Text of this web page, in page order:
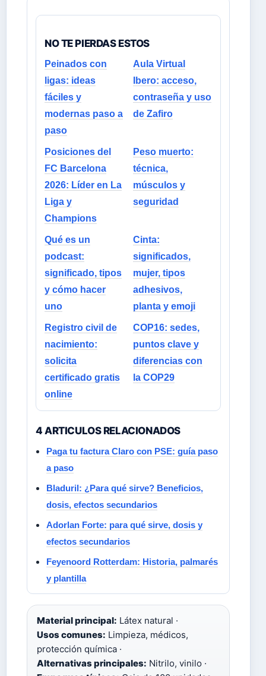
NO TE PIERDAS ESTOS
Peinados con
ligas: ideas
fáciles y
modernas paso a
paso
Aula Virtual
Ibero: acceso,
contraseña y uso
de Zafiro
Posiciones del
FC Barcelona
2026: Líder en La
Liga y
Champions
Peso muerto:
técnica,
músculos y
seguridad
Qué es un
podcast:
significado, tipos
y cómo hacer
uno
Cinta:
significados,
mujer, tipos
adhesivos,
planta y emoji
Registro civil de
nacimiento:
solicita
certificado gratis
online
COP16: sedes,
puntos clave y
diferencias con
la COP29
4 ARTICULOS RELACIONADOS
Paga tu factura Claro con PSE: guía paso
a paso
Bladuril: ¿Para qué sirve? Beneficios,
dosis, efectos secundarios
Adorlan Forte: para qué sirve, dosis y
efectos secundarios
Feyenoord Rotterdam: Historia, palmarés
y plantilla
Material principal: Látex natural ·
Usos comunes: Limpieza, médicos,
protección química ·
Alternativas principales: Nitrilo, vinilo ·